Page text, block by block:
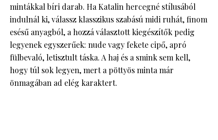
mintákkal bíri darab. Ha Katalin hercegné stílusából
indulnál ki, válassz klasszikus szabású midi ruhát, finom
esésű anyagból, a hozzá választott kiegészítők pedig
legyenek egyszerűek: nude vagy fekete cipő, apró
fülbevaló, letisztult táska. A haj és a smink sem kell,
hogy túl sok legyen, mert a pöttyös minta már
önmagában ad elég karaktert.